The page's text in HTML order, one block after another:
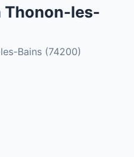
Thonon-les-
Bains (74200)